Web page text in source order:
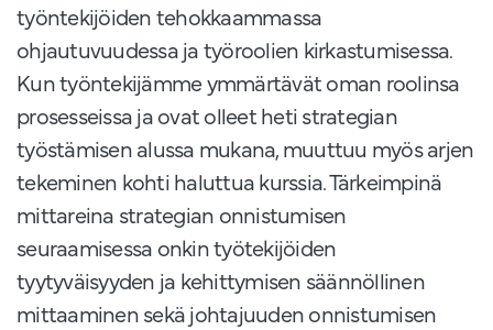
työntekijöiden tehokkaammassa
ohjautuvuudessa ja työroolien kirkastumisessa.
Kun työntekijämme ymmärtävät oman roolinsa
prosesseissa ja ovat olleet heti strategian
työstämisen alussa mukana, muuttuu myös arjen
tekeminen kohti haluttua kurssia. Tärkeimpinä
mittareina strategian onnistumisen
seuraamisessa onkin työtekijöiden
tyytyväisyyden ja kehittymisen säännöllinen
mittaaminen sekä johtajuuden onnistumisen